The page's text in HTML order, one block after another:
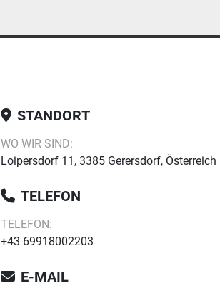
STANDORT
WO WIR SIND:
Loipersdorf 11, 3385 Gerersdorf, Österreich
TELEFON
TELEFON:
+43 69918002203
E-MAIL